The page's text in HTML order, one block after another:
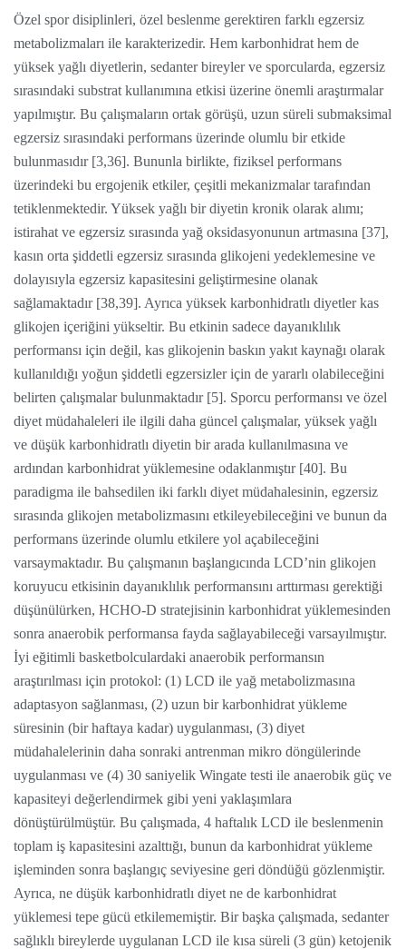
Özel spor disiplinleri, özel beslenme gerektiren farklı egzersiz
metabolizmaları ile karakterizedir. Hem karbonhidrat hem de
yüksek yağlı diyetlerin, sedanter bireyler ve sporcularda, egzersiz
sırasındaki substrat kullanımına etkisi üzerine önemli araştırmalar
yapılmıştır. Bu çalışmaların ortak görüşü, uzun süreli submaksimal
egzersiz sırasındaki performans üzerinde olumlu bir etkide
bulunmasıdır [3,36]. Bununla birlikte, fiziksel performans
üzerindeki bu ergojenik etkiler, çeşitli mekanizmalar tarafından
tetiklenmektedir. Yüksek yağlı bir diyetin kronik olarak alımı;
istirahat ve egzersiz sırasında yağ oksidasyonunun artmasına [37],
kasın orta şiddetli egzersiz sırasında glikojeni yedeklemesine ve
dolayısıyla egzersiz kapasitesini geliştirmesine olanak
sağlamaktadır [38,39]. Ayrıca yüksek karbonhidratlı diyetler kas
glikojen içeriğini yükseltir. Bu etkinin sadece dayanıklılık
performansı için değil, kas glikojenin baskın yakıt kaynağı olarak
kullanıldığı yoğun şiddetli egzersizler için de yararlı olabileceğini
belirten çalışmalar bulunmaktadır [5]. Sporcu performansı ve özel
diyet müdahaleleri ile ilgili daha güncel çalışmalar, yüksek yağlı
ve düşük karbonhidratlı diyetin bir arada kullanılmasına ve
ardından karbonhidrat yüklemesine odaklanmıştır [40]. Bu
paradigma ile bahsedilen iki farklı diyet müdahalesinin, egzersiz
sırasında glikojen metabolizmasını etkileyebileceğini ve bunun da
performans üzerinde olumlu etkilere yol açabileceğini
varsaymaktadır. Bu çalışmanın başlangıcında LCD’nin glikojen
koruyucu etkisinin dayanıklılık performansını arttırması gerektiği
düşünülürken, HCHO-D stratejisinin karbonhidrat yüklemesinden
sonra anaerobik performansa fayda sağlayabileceği varsayılmıştır.
İyi eğitimli basketbolculardaki anaerobik performansın
araştırılması için protokol: (1) LCD ile yağ metabolizmasına
adaptasyon sağlanması, (2) uzun bir karbonhidrat yükleme
süresinin (bir haftaya kadar) uygulanması, (3) diyet
müdahalelerinin daha sonraki antrenman mikro döngülerinde
uygulanması ve (4) 30 saniyelik Wingate testi ile anaerobik güç ve
kapasiteyi değerlendirmek gibi yeni yaklaşımlara
dönüştürülmüştür. Bu çalışmada, 4 haftalık LCD ile beslenmenin
toplam iş kapasitesini azalttığı, bunun da karbonhidrat yükleme
işleminden sonra başlangıç seviyesine geri döndüğü gözlenmiştir.
Ayrıca, ne düşük karbonhidratlı diyet ne de karbonhidrat
yüklemesi tepe gücü etkilememiştir. Bir başka çalışmada, sedanter
sağlıklı bireylerde uygulanan LCD ile kısa süreli (3 gün) ketojenik